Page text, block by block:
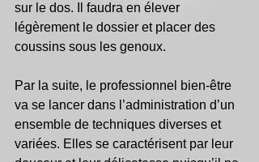
sur le dos. Il faudra en élever
légèrement le dossier et placer des
coussins sous les genoux.
Par la suite, le professionnel bien-être
va se lancer dans l’administration d’un
ensemble de techniques diverses et
variées. Elles se caractérisent par leur